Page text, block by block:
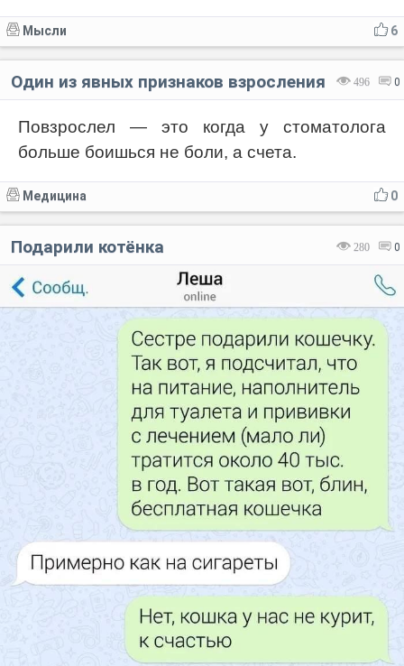
6
Мысли
496 0
Один из явных признаков взросления
Повзрослел — это когда у стоматолога
больше боишься не боли, а счета.
0
Медицина
280 0
Подарили котёнка